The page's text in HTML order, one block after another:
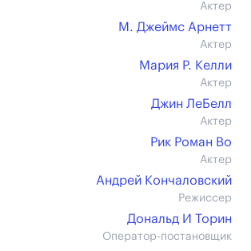
Актер
М. Джеймс Арнетт
Актер
Мария Р. Келли
Актер
Джин ЛеБелл
Актер
Рик Роман Во
Актер
Андрей Кончаловский
Режиссер
Дональд И Торин
Оператор-постановщик